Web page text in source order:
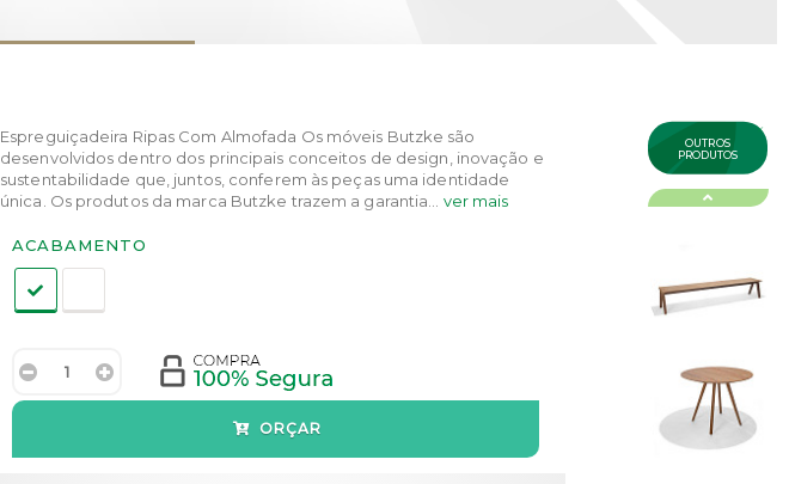
×
OUTROS
PRODUTOS
Espreguiçadeira Ripas Com Almofada Os móveis Butzke são
desenvolvidos dentro dos principais conceitos de design, inovação e
sustentabilidade que, juntos, conferem às peças uma identidade
única. Os produtos da marca Butzke trazem a garantia...
ver mais
Acabamento:
ACABAMENTO
ORÇAR